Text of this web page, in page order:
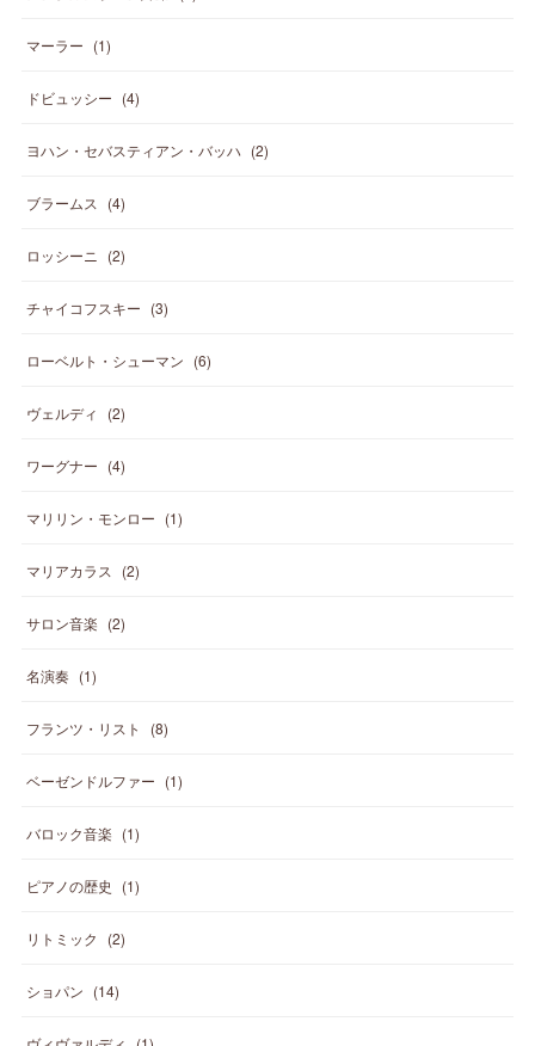
マーラー (1)
ドビュッシー (4)
ヨハン・セバスティアン・バッハ (2)
ブラームス (4)
ロッシーニ (2)
チャイコフスキー (3)
ローベルト・シューマン (6)
ヴェルディ (2)
ワーグナー (4)
マリリン・モンロー (1)
マリアカラス (2)
サロン音楽 (2)
名演奏 (1)
フランツ・リスト (8)
ベーゼンドルファー (1)
バロック音楽 (1)
ピアノの歴史 (1)
リトミック (2)
ショパン (14)